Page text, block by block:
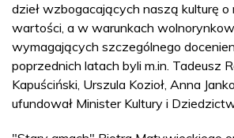
dzieł wzbogacających naszą kulturę o
wartości, a w warunkach
wymagających szczególnego
poprzednich latach byli m.in. Tadeusz
Kapuściński, Urszula Kozioł, Anna
ufundował Minister Kultury i